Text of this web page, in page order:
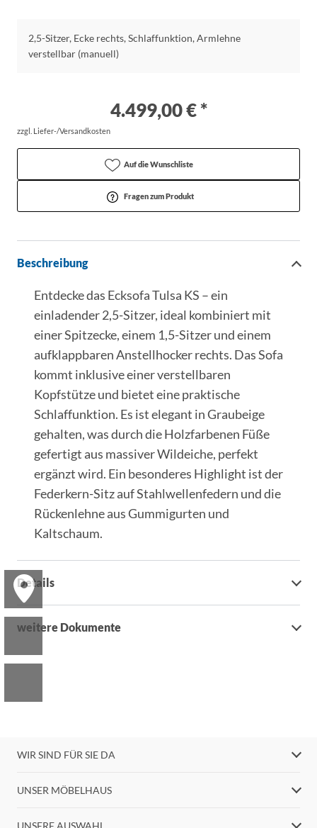
2,5-Sitzer, Ecke rechts, Schlaffunktion, Armlehne
verstellbar (manuell)
4.499,00 € *
zzgl. Liefer-/Versandkosten
Auf die Wunschliste
Fragen zum Produkt
Beschreibung
Entdecke das Ecksofa Tulsa KS – ein
einladender 2,5-Sitzer, ideal kombiniert mit
einer Spitzecke, einem 1,5-Sitzer und einem
aufklappbaren Anstellhocker rechts. Das Sofa
kommt inklusive einer verstellbaren
Kopfstütze und bietet eine praktische
Schlaffunktion. Es ist elegant in Graubeige
gehalten, was durch die Holzfarbenen Füße
gefertigt aus massiver Wildeiche, perfekt
ergänzt wird. Ein besonderes Highlight ist der
Federkern-Sitz auf Stahlwellenfedern und die
Rückenlehne aus Gummigurten und
Kaltschaum.
Details
weitere Dokumente
WIR SIND FÜR SIE DA
UNSER MÖBELHAUS
UNSERE AUSWAHL